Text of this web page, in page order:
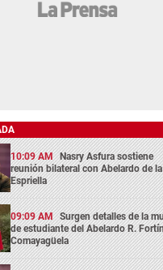
10:09 AM Nasry Asfura sostiene
reunión bilateral con Abelardo de la
Espriella
09:09 AM Surgen detalles de la
de estudiante del Abelardo R.
Comayagüela